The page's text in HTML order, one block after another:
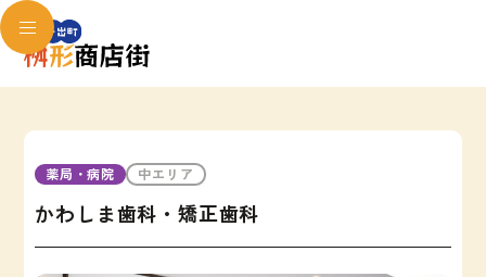
かわしま歯科・矯正歯科
薬局・病院 中エリア